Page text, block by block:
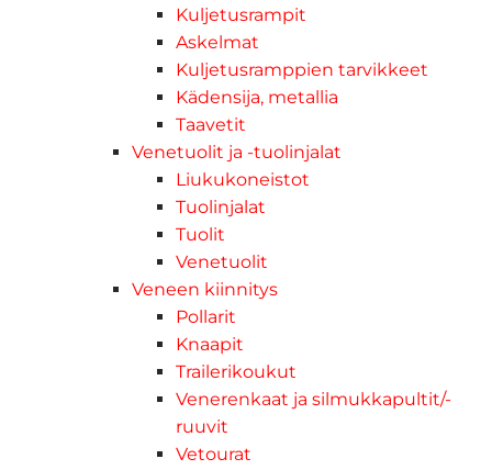
Kuljetusrampit
Askelmat
Kuljetusramppien tarvikkeet
Kädensija, metallia
Taavetit
Venetuolit ja -tuolinjalat
Liukukoneistot
Tuolinjalat
Tuolit
Venetuolit
Veneen kiinnitys
Pollarit
Knaapit
Trailerikoukut
Venerenkaat ja silmukkapultit/-
ruuvit
Vetourat